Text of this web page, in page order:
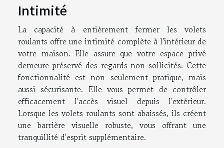
Intimité
La capacité à entièrement fermer les volets
roulants offre une intimité complète à l'intérieur de
votre maison. Elle assure que votre espace privé
demeure préservé des regards non sollicités. Cette
fonctionnalité est non seulement pratique, mais
aussi sécurisante. Elle vous permet de contrôler
efficacement l'accès visuel depuis l'extérieur.
Lorsque les volets roulants sont abaissés, ils créent
une barrière visuelle robuste, vous offrant une
tranquillité d'esprit supplémentaire.